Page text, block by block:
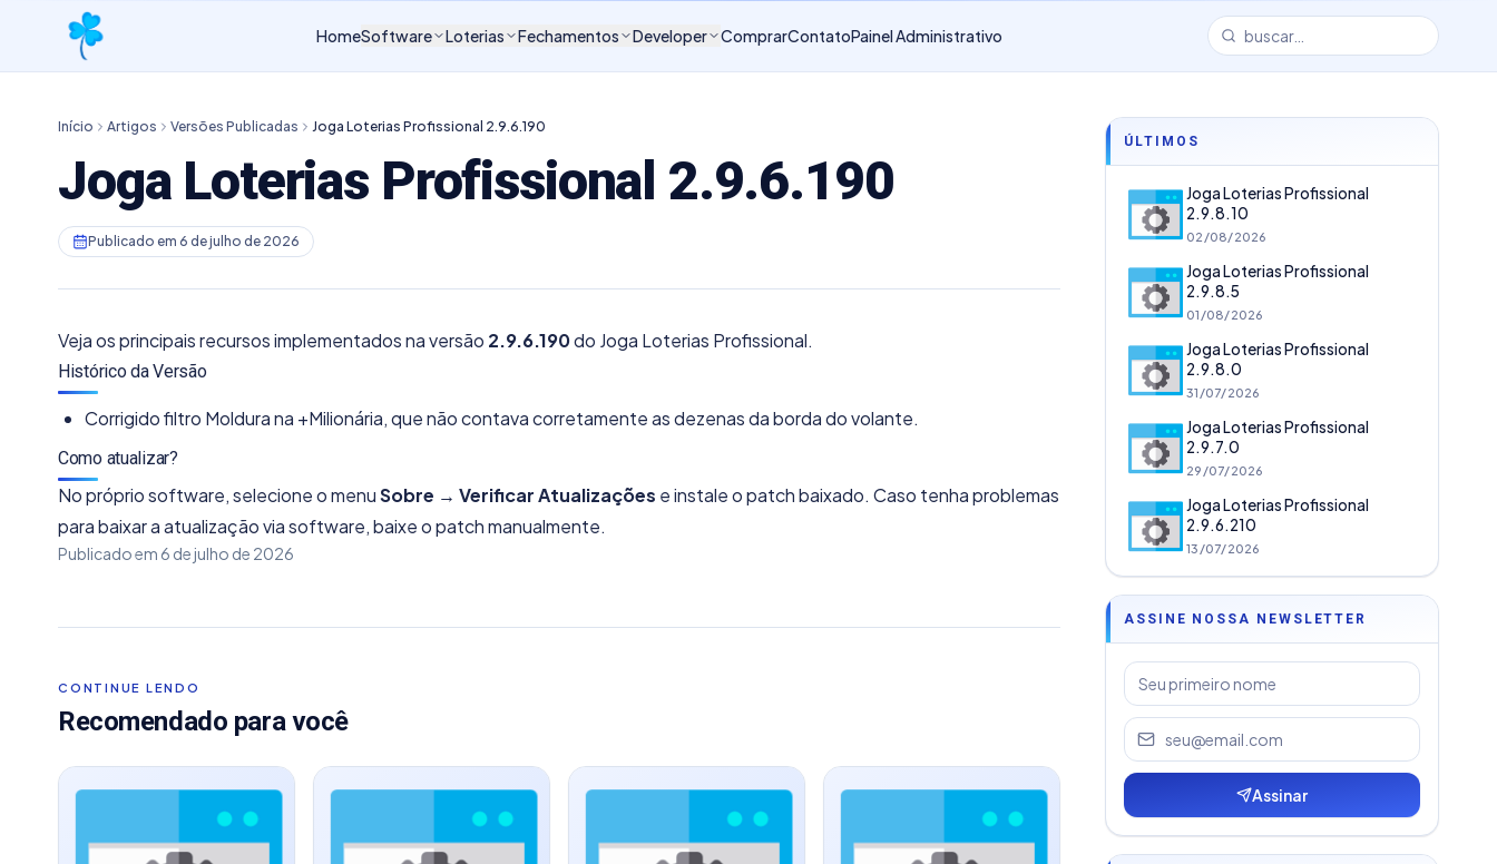
HomeSoftware Loterias Fechamentos Developer ComprarContatoPainel Administrativo
Início Artigos Versões Publicadas Joga Loterias Profissional 2.9.6.190
Joga Loterias Profissional 2.9.6.190
Publicado em 6 de julho de 2026
Veja os principais recursos implementados na versão 2.9.6.190do Joga Loterias Profissional.
Histórico da Versão
Corrigido filtro Moldura na +Milionária, que não contava corretamente as dezenas da borda do volante.
Como atualizar?
No próprio software, selecione o menuSobre → Verificar Atualizações e instale o patch baixado. Caso tenha problemas
para baixar a atualização via software, baixe o patch manualmente.
Publicado em 6 de julho de 2026
CONTINUE LENDO
Recomendado para você
ÚLTIMOS
Joga Loterias Profissional
2.9.8.10
02/08/2026
Joga Loterias Profissional
2.9.8.5
01/08/2026
Joga Loterias Profissional
2.9.8.0
31/07/2026
Joga Loterias Profissional
2.9.7.0
29/07/2026
Joga Loterias Profissional
2.9.6.210
13/07/2026
ASSINE NOSSA NEWSLETTER
Assinar